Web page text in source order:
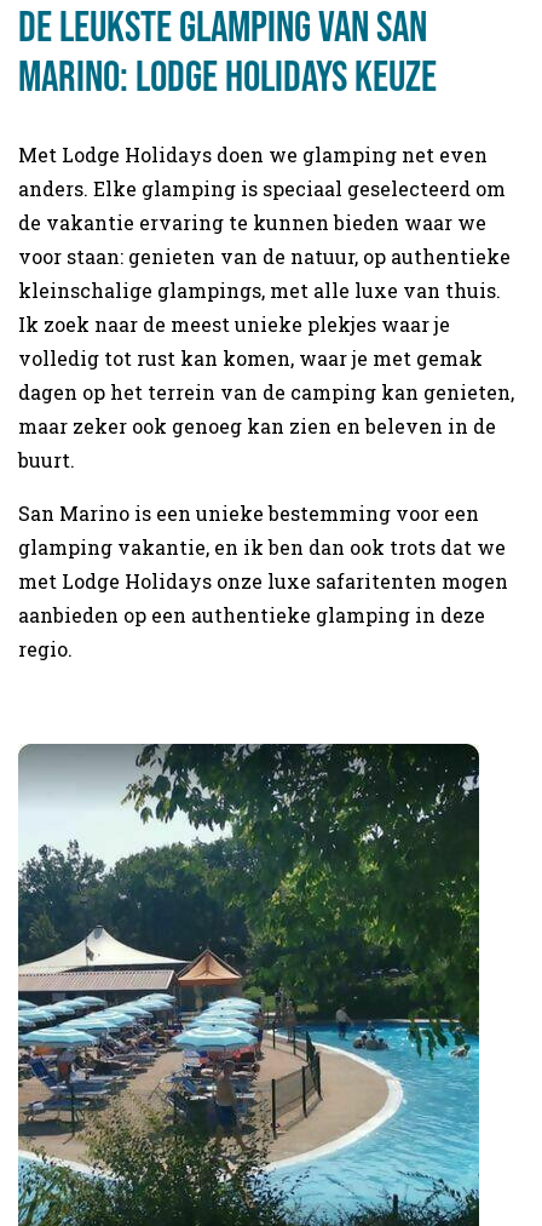
De Leukste Glamping van San
Marino: Lodge Holidays Keuze
Met Lodge Holidays doen we glamping net even
anders. Elke glamping is speciaal geselecteerd om
de vakantie ervaring te kunnen bieden waar we
voor staan: genieten van de natuur, op authentieke
kleinschalige glampings, met alle luxe van thuis.
Ik zoek naar de meest unieke plekjes waar je
volledig tot rust kan komen, waar je met gemak
dagen op het terrein van de camping kan genieten,
maar zeker ook genoeg kan zien en beleven in de
buurt.
San Marino is een unieke bestemming voor een
glamping vakantie, en ik ben dan ook trots dat we
met Lodge Holidays onze luxe safaritenten mogen
aanbieden op een authentieke glamping in deze
regio.